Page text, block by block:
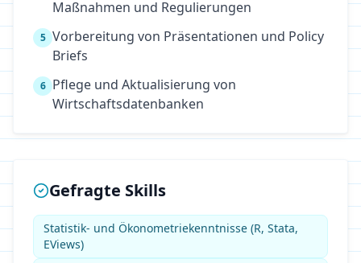
Maßnahmen und Regulierungen
5 Vorbereitung von Präsentationen und Policy
Briefs
6 Pflege und Aktualisierung von
Wirtschaftsdatenbanken
Gefragte Skills
Statistik- und Ökonometriekenntnisse (R, Stata,
EViews)